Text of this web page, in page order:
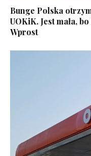
Bunge Polska
UOKiK. Jest mała,
Wprost